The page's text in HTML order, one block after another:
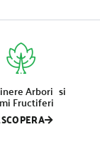
Arbori si
Fructiferi